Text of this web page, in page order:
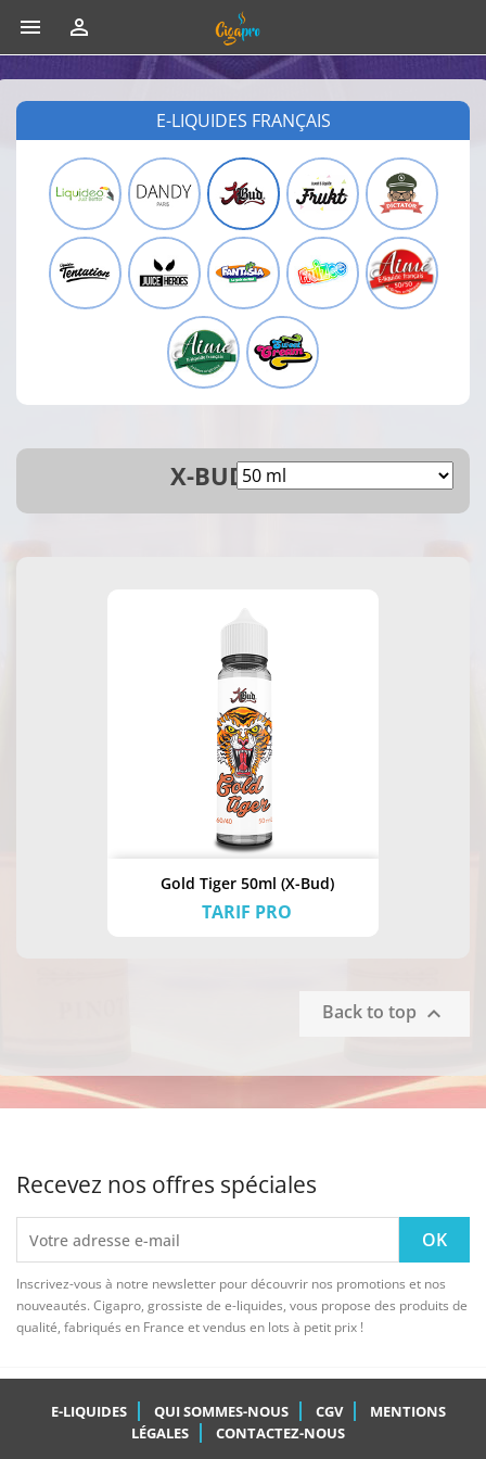
 
E-LIQUIDES FRANÇAIS
X-BUD 50ML
Gold Tiger 50ml (X-Bud)
TARIF PRO
Back to top 
Recevez nos offres spéciales
Inscrivez-vous à notre newsletter pour découvrir nos promotions et nos
nouveautés. Cigapro, grossiste de e-liquides, vous propose des produits de
qualité, fabriqués en France et vendus en lots à petit prix !
E-LIQUIDES QUI SOMMES-NOUS CGV
MENTIONS
LÉGALES
CONTACTEZ-NOUS